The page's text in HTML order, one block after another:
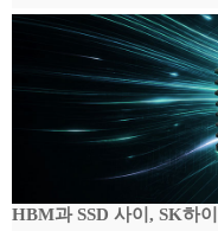
HBM과 SSD 사이, SK하